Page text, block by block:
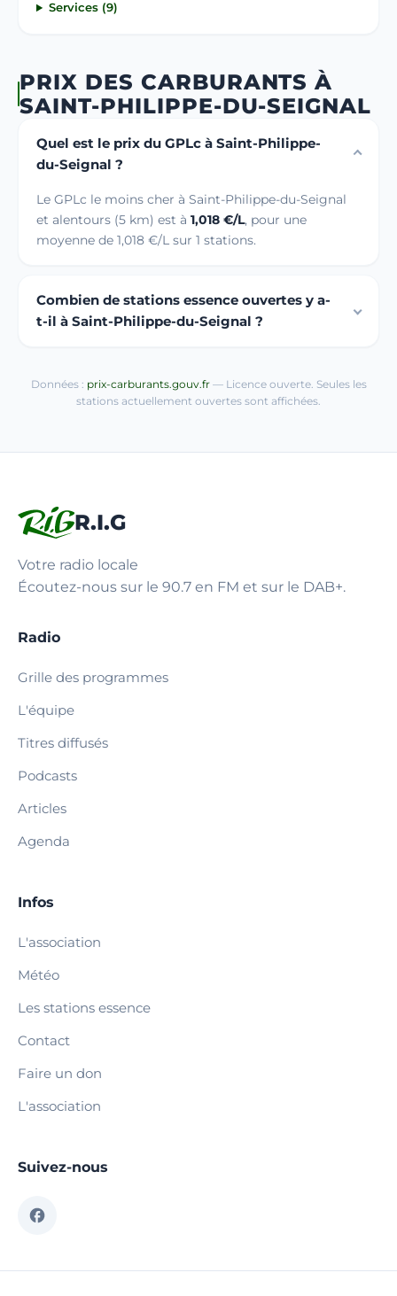
Services (9)
PRIX DES CARBURANTS À
SAINT-PHILIPPE-DU-SEIGNAL
Quel est le prix du GPLc à Saint-Philippe-
du-Seignal ?
Le GPLc le moins cher à Saint-Philippe-du-Seignal
et alentours (5 km) est à 1,018 €/L, pour une
moyenne de 1,018 €/L sur 1 stations.
Combien de stations essence ouvertes y a-
t-il à Saint-Philippe-du-Seignal ?
Données : prix-carburants.gouv.fr— Licence ouverte. Seules les
stations actuellement ouvertes sont affichées.
R.I.G
Votre radio locale
Écoutez-nous sur le 90.7 en FM et sur le DAB+.
Radio
Grille des programmes
L'équipe
Titres diffusés
Podcasts
Articles
Agenda
Infos
L'association
Météo
Les stations essence
Contact
Faire un don
L'association
Suivez-nous